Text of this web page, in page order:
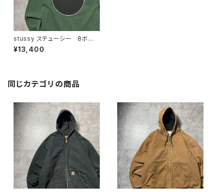
stussy ステューシー 8ボー
ル バックプリント グリーン
Tシャツ ロンT
¥13,400
同じカテゴリの商品